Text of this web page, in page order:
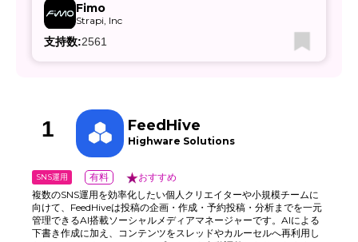
Fimo
Strapi, Inc
支持数:2561
1 FeedHive
Highware Solutions
SNS運用 有料 おすすめ
複数のSNS運用を効率化したい個人クリエイターや小規模チームに
向けて、FeedHiveは投稿の企画・作成・予約投稿・分析までを一元
管理できるAI搭載ソーシャルメディアマネージャーです。AIによる
下書き作成に加え、コンテンツをスレッドやカルーセルへ再利用し